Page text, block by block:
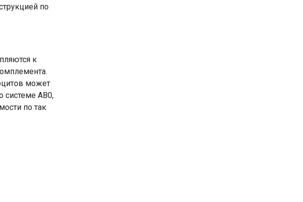
по
к
может
системе АВ0,
по так